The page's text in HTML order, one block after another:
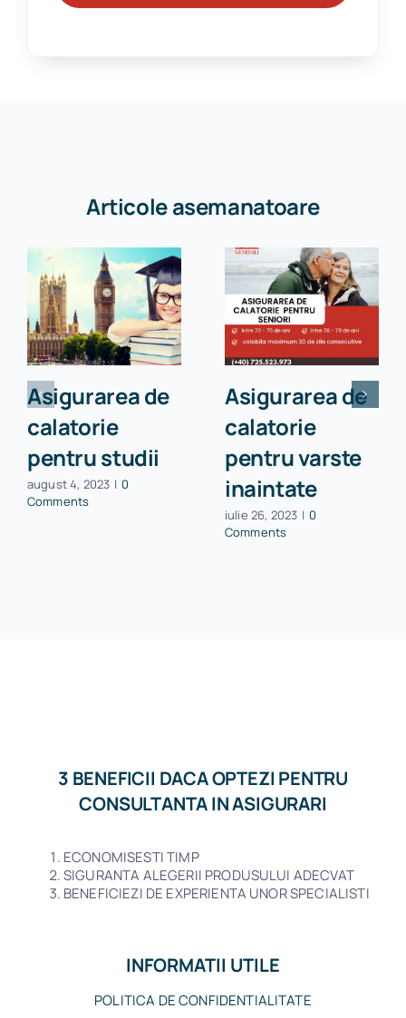
Articole asemanatoare
Asigurarea de
calatorie
pentru studii
august 4, 2023 | 0
Comments
Asigurarea de
calatorie
pentru varste
inaintate
iulie 26, 2023 | 0
Comments
3 BENEFICII DACA OPTEZI PENTRU
CONSULTANTA IN ASIGURARI
ECONOMISESTI TIMP
SIGURANTA ALEGERII PRODUSULUI ADECVAT
BENEFICIEZI DE EXPERIENTA UNOR SPECIALISTI
INFORMATII UTILE
POLITICA DE CONFIDENTIALITATE